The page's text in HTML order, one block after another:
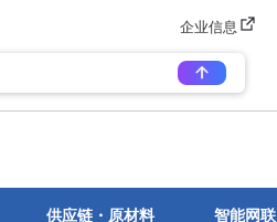
企业信息
供应链・原材料 智能网联